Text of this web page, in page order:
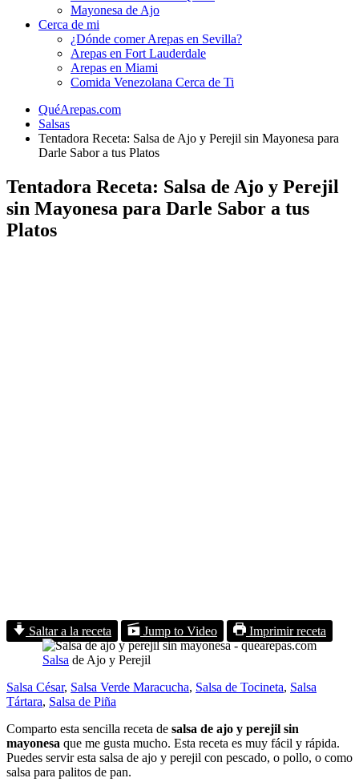
Mayonesa de Ajo
Cerca de mi
¿Dónde comer Arepas en Sevilla?
Arepas en Fort Lauderdale
Arepas en Miami
Comida Venezolana Cerca de Ti
QuéArepas.com
Salsas
Tentadora Receta: Salsa de Ajo y Perejil sin Mayonesa para
Darle Sabor a tus Platos
Tentadora Receta: Salsa de Ajo y Perejil
sin Mayonesa para Darle Sabor a tus
Platos
Saltar a la receta Jump to Video Imprimir receta
Salsa de Ajo y Perejil
Salsa César, Salsa Verde Maracucha, Salsa de Tocineta, Salsa
Tártara, Salsa de Piña
Comparto esta sencilla receta de salsa de ajo y perejil sin
mayonesa que me gusta mucho. Esta receta es muy fácil y rápida.
Puedes servir esta salsa de ajo y perejil con pescado, o pollo, o como
salsa para palitos de pan.